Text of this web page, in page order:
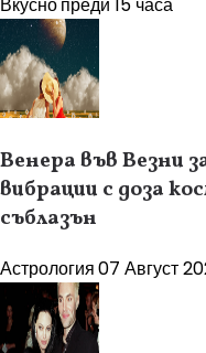
Вкуснопреди 15 часа
Венера във Везни
вибрации с доза
съблазън
Астрология07 Август